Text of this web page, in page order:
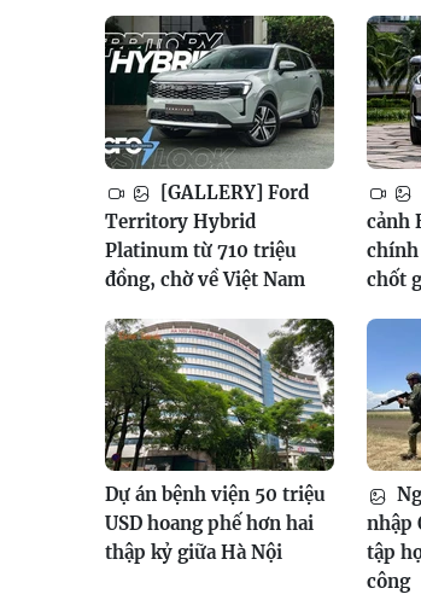
[GALLERY] Ford
Territory Hybrid
Platinum từ 710 triệu
đồng, chờ về Việt Nam
cảnh
chính
chốt
Dự án bệnh viện 50 triệu
USD hoang phế hơn hai
thập kỷ giữa Hà Nội
nhập
tập
công